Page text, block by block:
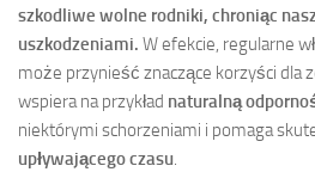
szkodliwe wolne rodniki, chroniąc
uszkodzeniami. W efekcie, regularne
może przynieść znaczące korzyści dla
wspiera na przykład naturalną
niektórymi schorzeniami i pomaga
upływającego czasu.